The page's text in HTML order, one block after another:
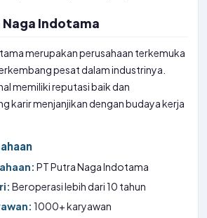
Naga Indotama
merupakan perusahaan terkemuka
pesat dalam industrinya.
memiliki reputasi baik dan
karir menjanjikan dengan budaya kerja
PT Putra Naga Indotama
Beroperasi lebih dari 10 tahun
1000+ karyawan